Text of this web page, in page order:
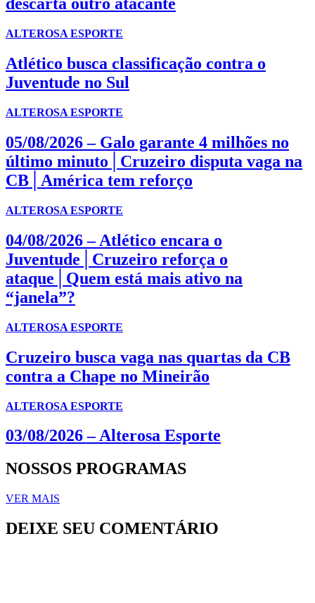
descarta outro atacante
ALTEROSA ESPORTE
Atlético busca classificação contra o
Juventude no Sul
ALTEROSA ESPORTE
05/08/2026 – Galo garante 4 milhões no
último minuto│Cruzeiro disputa vaga na
CB│América tem reforço
ALTEROSA ESPORTE
04/08/2026 – Atlético encara o
Juventude│Cruzeiro reforça o
ataque│Quem está mais ativo na
“janela”?
ALTEROSA ESPORTE
Cruzeiro busca vaga nas quartas da CB
contra a Chape no Mineirão
ALTEROSA ESPORTE
03/08/2026 – Alterosa Esporte
NOSSOS PROGRAMAS
VER MAIS
DEIXE SEU COMENTÁRIO